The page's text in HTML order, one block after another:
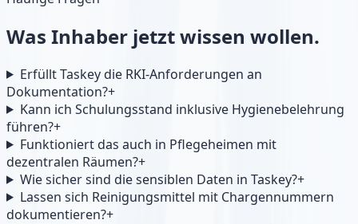
Was Inhaber jetzt wissen wollen.
Erfüllt Taskey die RKI-Anforderungen an
Dokumentation?+
Kann ich Schulungsstand inklusive Hygienebelehrung
führen?+
Funktioniert das auch in Pflegeheimen mit
dezentralen Räumen?+
Wie sicher sind die sensiblen Daten in Taskey?+
Lassen sich Reinigungsmittel mit Chargennummern
dokumentieren?+